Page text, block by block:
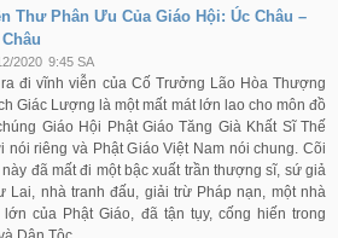
Thư Phân Ưu Của Giáo Hội: Úc Châu –
2020 9:45 SA
đi vĩnh viễn của Cố Trưởng Lão Hòa Thượng
Giác Lượng là một mất mát lớn lao cho môn đồ
Giáo Hội Phật Giáo Tăng Già Khất Sĩ Thế
nói riêng và Phật Giáo Việt Nam nói chung. Cõi
đã mất đi một bậc xuất trần thượng sĩ, sứ giả
Lai, nhà tranh đấu, giải trừ Pháp nạn, một nhà
lớn của Phật Giáo, đã tận tụy, cống hiến trong